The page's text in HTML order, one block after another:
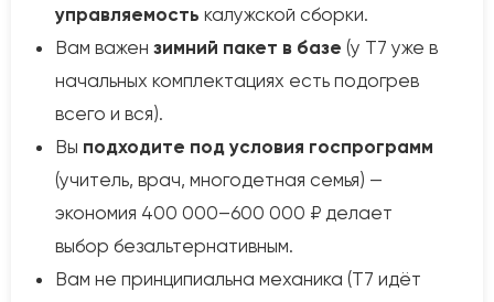
управляемость калужской сборки.
Вам важен зимний пакет в базе (у T7 уже в
начальных комплектациях есть подогрев
всего и вся).
Вы подходите под условия госпрограмм
(учитель, врач, многодетная семья) —
экономия 400 000–600 000 ₽ делает
выбор безальтернативным.
Вам не принципиальна механика (T7 идёт